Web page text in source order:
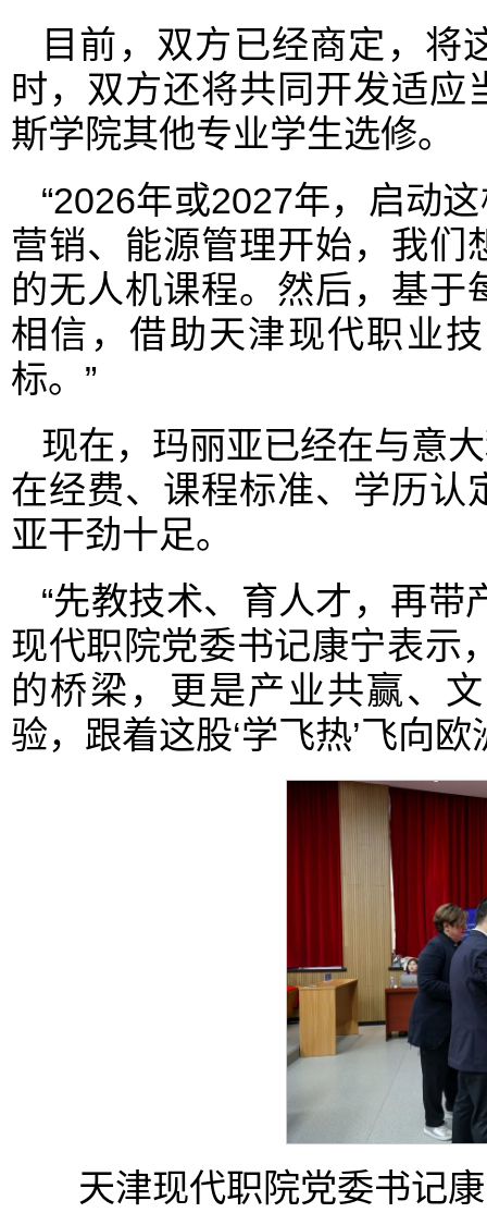
目前，双方已经商定，将
时，双方还将共同开发适
斯学院其他专业学生选修。
“2026年或2027年，启动
营销、能源管理开始，我
的无人机课程。然后，基
相信，借助天津现代职业
标。”
现在，玛丽亚已经在与意
在经费、课程标准、学历认
亚干劲十足。
“先教技术、育人才，再带
现代职院党委书记康宁表示
的桥梁，更是产业共赢、
验，跟着这股‘学飞热’飞向欧
天津现代职院党委书记